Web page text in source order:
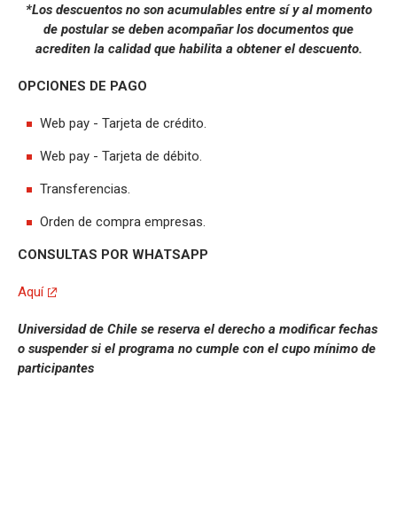
*Los descuentos no son acumulables entre sí y al momento
de postular se deben acompañar los documentos que
acrediten la calidad que habilita a obtener el descuento.
OPCIONES DE PAGO
Web pay - Tarjeta de crédito.
Web pay - Tarjeta de débito.
Transferencias.
Orden de compra empresas.
CONSULTAS POR WHATSAPP
Aquí
Universidad de Chile se reserva el derecho a modificar fechas
o suspender si el programa no cumple con el cupo mínimo de
participantes